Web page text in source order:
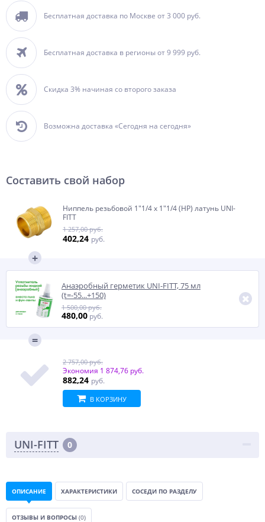
Бесплатная доставка по Москве от 3 000 руб.
Бесплатная доставка в регионы от 9 999 руб.
Скидка 3% начиная со второго заказа
Возможна доставка «Сегодня на сегодня»
Составить свой набор
Ниппель резьбовой 1"1/4 x 1"1/4 (НР) латунь UNI-
FITT
1 257,00 руб.
402,24 руб.
Анаэробный герметик UNI-FITT, 75 мл
(t=-55...+150)
480,00 руб.
1 500,00 руб.
2 757,00 руб.
Экономия 1 874,76 руб.
882,24 руб.
В КОРЗИНУ
UNI-FITT 0
ОПИСАНИЕ ХАРАКТЕРИСТИКИ СОСЕДИ ПО РАЗДЕЛУ
ОТЗЫВЫ И ВОПРОСЫ (0)